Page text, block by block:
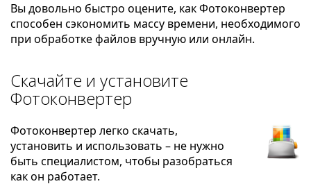
Вы довольно быстро оцените, как Фотоконвертер
способен сэкономить массу времени, необходимого
при обработке файлов вручную или онлайн.
Скачайте и установите
Фотоконвертер
Фотоконвертер легко скачать,
установить и использовать – не нужно
быть специалистом, чтобы разобраться
как он работает.